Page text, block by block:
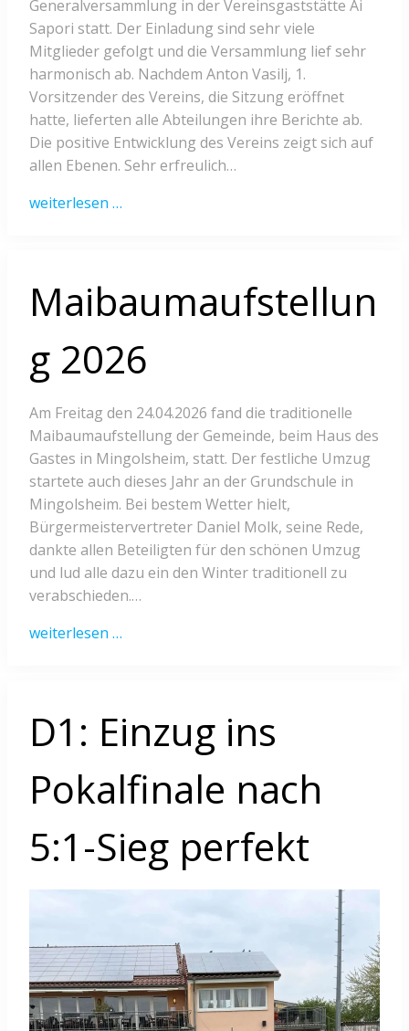
Generalversammlung in der Vereinsgaststätte Ai
Sapori statt. Der Einladung sind sehr viele
Mitglieder gefolgt und die Versammlung lief sehr
harmonisch ab. Nachdem Anton Vasilj, 1.
Vorsitzender des Vereins, die Sitzung eröffnet
hatte, lieferten alle Abteilungen ihre Berichte ab.
Die positive Entwicklung des Vereins zeigt sich auf
allen Ebenen. Sehr erfreulich…
weiterlesen …
Maibaumaufstellun
g 2026
Am Freitag den 24.04.2026 fand die traditionelle
Maibaumaufstellung der Gemeinde, beim Haus des
Gastes in Mingolsheim, statt. Der festliche Umzug
startete auch dieses Jahr an der Grundschule in
Mingolsheim. Bei bestem Wetter hielt,
Bürgermeistervertreter Daniel Molk, seine Rede,
dankte allen Beteiligten für den schönen Umzug
und lud alle dazu ein den Winter traditionell zu
verabschieden.…
weiterlesen …
D1: Einzug ins
Pokalfinale nach
5:1-Sieg perfekt